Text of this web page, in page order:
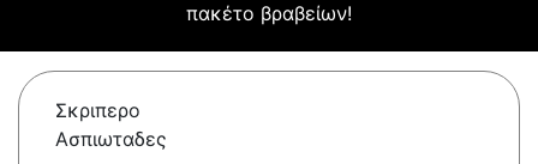
πακέτο βραβείων!
Σκριπερο
Ασπιωταδες